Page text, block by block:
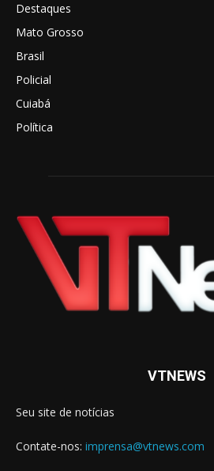
Destaques
Mato Grosso
Brasil
Policial
Cuiabá
Política
VTNEWS
Seu site de notícias
Contate-nos: imprensa@vtnews.com